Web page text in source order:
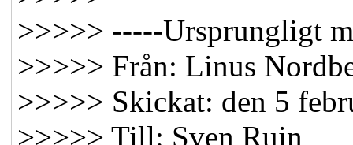
>>>>> -----Ursprungligt
>>>>> Från: Linus
>>>>> Skickat: den 5
>>>>> Till: Sven Ruin